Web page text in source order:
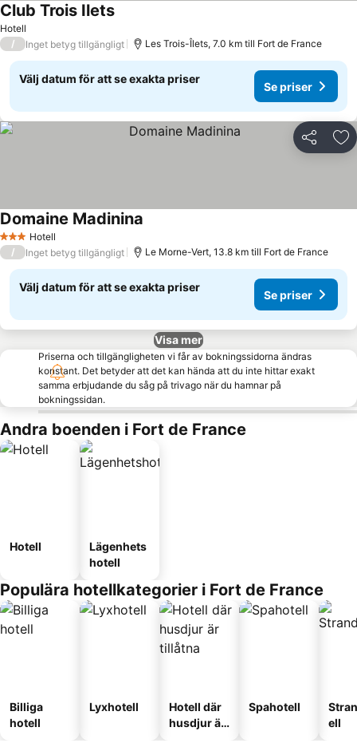
Hotell
Club Trois Ilets
/ Inget betyg tillgängligt Les Trois-Îlets, 7.0 km till Fort de France
Välj datum för att se exakta priser
Se priser
Dela
3 StjärnorHotell
Domaine Madinina
/ Inget betyg tillgängligt Le Morne-Vert, 13.8 km till Fort de France
Välj datum för att se exakta priser
Se priser
Visa mer
Priserna och tillgängligheten vi får av bokningssidorna ändras
konstant. Det betyder att det kan hända att du inte hittar exakt
samma erbjudande du såg på trivago när du hamnar på
bokningssidan.
Andra boenden i Fort de France
Hotell
Lägenhets
hotell
Populära hotellkategorier i Fort de France
Billiga
hotell
Lyxhotell
Hotell där
husdjur är
Spahotell
ell